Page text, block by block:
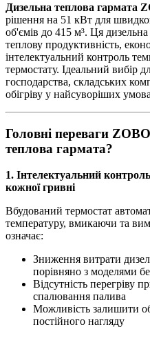
Дизельна теплова гармата
рішення на 51 кВт для
об'ємів до 415 м³. Ця
теплову продуктивність,
інтелектуальний контроль
термостату. Ідеальний вибір
господарства, складських
обігріву у найсуворіших
Головні переваги
теплова гармата?
1. Інтелектуальний
кожної гривні
Вбудований термостат
температуру, вмикаючи та
означає:
Зниження витрати
порівняно з моделями
Відсутність перегріву
спалювання палива
Можливість залишити
постійного нагляду